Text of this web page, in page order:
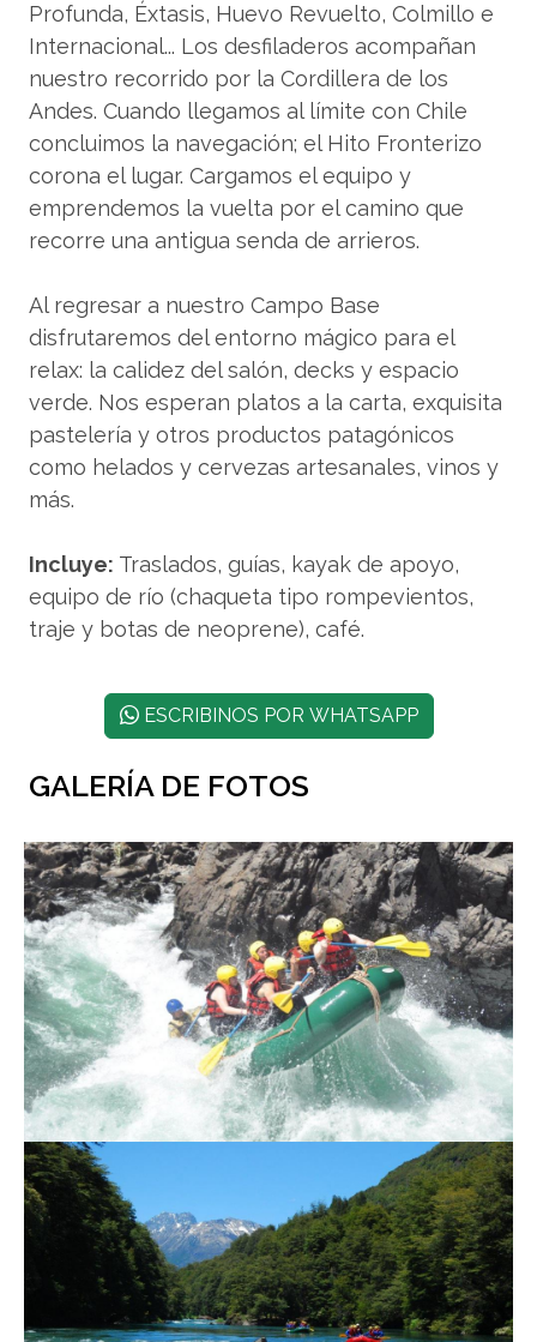
Profunda, Éxtasis, Huevo Revuelto, Colmillo e
Internacional... Los desfiladeros acompañan
nuestro recorrido por la Cordillera de los
Andes. Cuando llegamos al límite con Chile
concluimos la navegación; el Hito Fronterizo
corona el lugar. Cargamos el equipo y
emprendemos la vuelta por el camino que
recorre una antigua senda de arrieros.
Al regresar a nuestro Campo Base
disfrutaremos del entorno mágico para el
relax: la calidez del salón, decks y espacio
verde. Nos esperan platos a la carta, exquisita
pastelería y otros productos patagónicos
como helados y cervezas artesanales, vinos y
más.
Incluye: Traslados, guías, kayak de apoyo,
equipo de río (chaqueta tipo rompevientos,
traje y botas de neoprene), café.
ESCRIBINOS POR WHATSAPP
GALERÍA DE FOTOS